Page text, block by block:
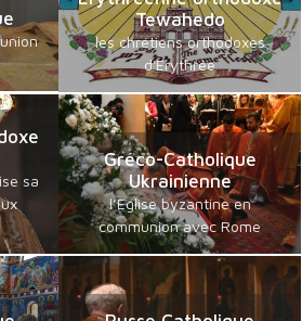
Tewahedo
les chrétiens orthodoxes
d'Erythrée
sa
Gréco-Catholique
Ukrainienne
l’Eglise byzantine en
communion avec Rome